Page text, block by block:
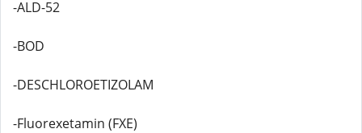
-ALD-52
-BOD
-DESCHLOROETIZOLAM
-Fluorexetamin (FXE)